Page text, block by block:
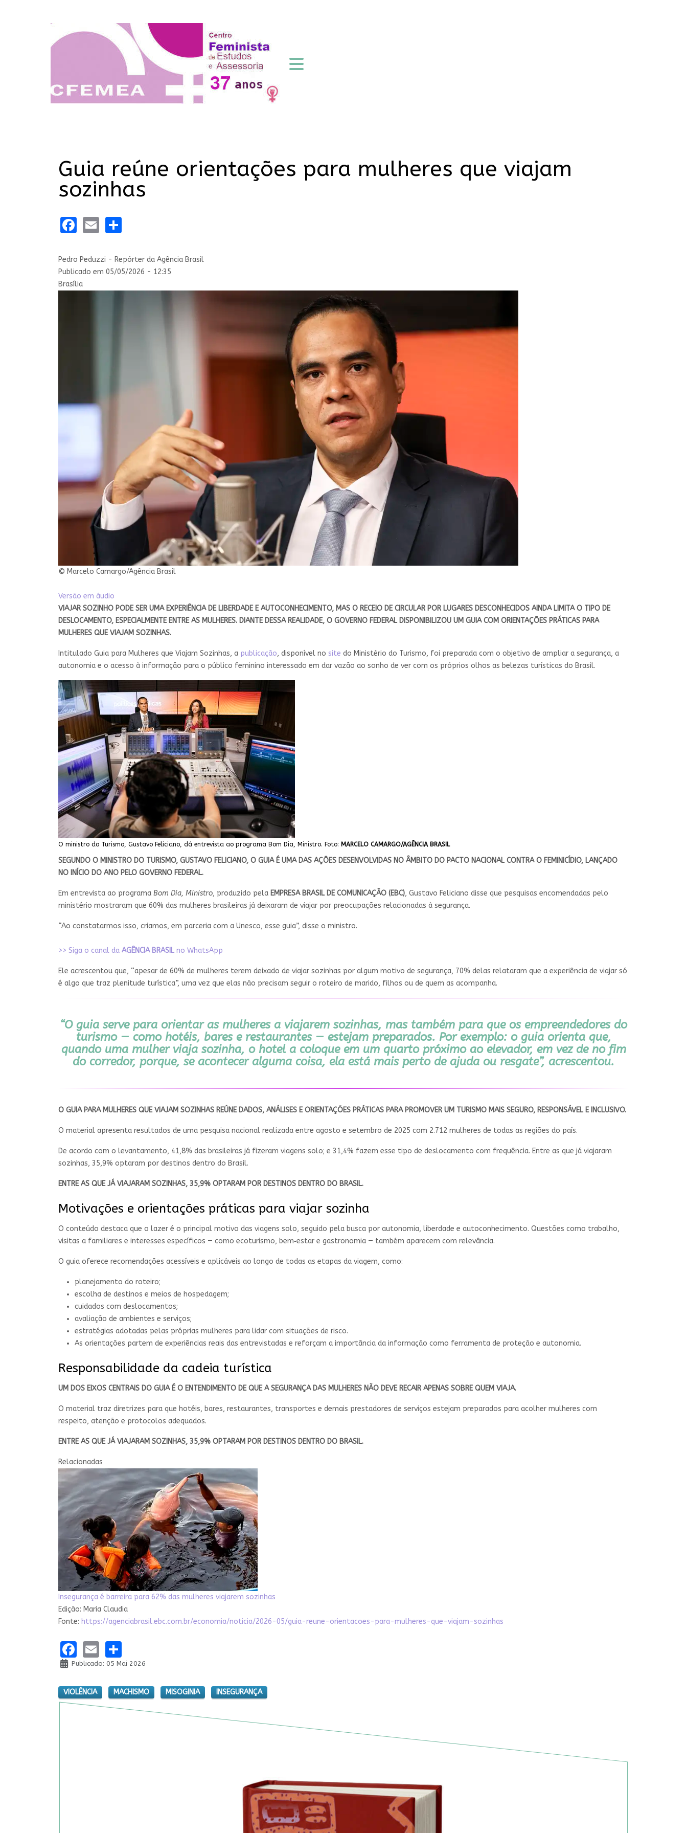
Guia reúne orientações para mulheres que viajam
sozinhas
Facebook
Email
Pedro Peduzzi - Repórter da Agência Brasil
Publicado em 05/05/2026 - 12:35
Brasília
© Marcelo Camargo/Agência Brasil
Versão em áudio
VIAJAR SOZINHO PODE SER UMA EXPERIÊNCIA DE LIBERDADE E AUTOCONHECIMENTO, MAS O RECEIO DE CIRCULAR POR LUGARES DESCONHECIDOS AINDA LIMITA O TIPO DE
DESLOCAMENTO, ESPECIALMENTE ENTRE AS MULHERES. DIANTE DESSA REALIDADE, O GOVERNO FEDERAL DISPONIBILIZOU UM GUIA COM ORIENTAÇÕES PRÁTICAS PARA
MULHERES QUE VIAJAM SOZINHAS.
Intitulado Guia para Mulheres que Viajam Sozinhas, a publicação, disponível no site do Ministério do Turismo, foi preparada com o objetivo de ampliar a segurança, a
autonomia e o acesso à informação para o público feminino interessado em dar vazão ao sonho de ver com os próprios olhos as belezas turísticas do Brasil.
O ministro do Turismo, Gustavo Feliciano, dá entrevista ao programa Bom Dia, Ministro. Foto: MARCELO CAMARGO/AGÊNCIA BRASIL
SEGUNDO O MINISTRO DO TURISMO, GUSTAVO FELICIANO, O GUIA É UMA DAS AÇÕES DESENVOLVIDAS NO ÂMBITO DO PACTO NACIONAL CONTRA O FEMINICÍDIO, LANÇADO
NO INÍCIO DO ANO PELO GOVERNO FEDERAL.
Em entrevista ao programa Bom Dia, Ministro, produzido pela EMPRESA BRASIL DE COMUNICAÇÃO (EBC), Gustavo Feliciano disse que pesquisas encomendadas pelo
ministério mostraram que 60% das mulheres brasileiras já deixaram de viajar por preocupações relacionadas à segurança.
“Ao constatarmos isso, criamos, em parceria com a Unesco, esse guia”, disse o ministro.
>> Siga o canal da AGÊNCIA BRASIL no WhatsApp
Ele acrescentou que, “apesar de 60% de mulheres terem deixado de viajar sozinhas por algum motivo de segurança, 70% delas relataram que a experiência de viajar só
é algo que traz plenitude turística”, uma vez que elas não precisam seguir o roteiro de marido, filhos ou de quem as acompanha.
“O guia serve para orientar as mulheres a viajarem sozinhas, mas também para que os empreendedores do
turismo — como hotéis, bares e restaurantes — estejam preparados. Por exemplo: o guia orienta que,
quando uma mulher viaja sozinha, o hotel a coloque em um quarto próximo ao elevador, em vez de no fim
do corredor, porque, se acontecer alguma coisa, ela está mais perto de ajuda ou resgate”, acrescentou.
O GUIA PARA MULHERES QUE VIAJAM SOZINHAS REÚNE DADOS, ANÁLISES E ORIENTAÇÕES PRÁTICAS PARA PROMOVER UM TURISMO MAIS SEGURO, RESPONSÁVEL E INCLUSIVO.
O material apresenta resultados de uma pesquisa nacional realizada entre agosto e setembro de 2025 com 2.712 mulheres de todas as regiões do país.
De acordo com o levantamento, 41,8% das brasileiras já fizeram viagens solo; e 31,4% fazem esse tipo de deslocamento com frequência. Entre as que já viajaram
sozinhas, 35,9% optaram por destinos dentro do Brasil.
ENTRE AS QUE JÁ VIAJARAM SOZINHAS, 35,9% OPTARAM POR DESTINOS DENTRO DO BRASIL.
Motivações e orientações práticas para viajar sozinha
O conteúdo destaca que o lazer é o principal motivo das viagens solo, seguido pela busca por autonomia, liberdade e autoconhecimento. Questões como trabalho,
visitas a familiares e interesses específicos — como ecoturismo, bem‑estar e gastronomia — também aparecem com relevância.
O guia oferece recomendações acessíveis e aplicáveis ao longo de todas as etapas da viagem, como:
planejamento do roteiro;
escolha de destinos e meios de hospedagem;
cuidados com deslocamentos;
avaliação de ambientes e serviços;
estratégias adotadas pelas próprias mulheres para lidar com situações de risco.
As orientações partem de experiências reais das entrevistadas e reforçam a importância da informação como ferramenta de proteção e autonomia.
Responsabilidade da cadeia turística
UM DOS EIXOS CENTRAIS DO GUIA É O ENTENDIMENTO DE QUE A SEGURANÇA DAS MULHERES NÃO DEVE RECAIR APENAS SOBRE QUEM VIAJA.
O material traz diretrizes para que hotéis, bares, restaurantes, transportes e demais prestadores de serviços estejam preparados para acolher mulheres com
respeito, atenção e protocolos adequados.
ENTRE AS QUE JÁ VIAJARAM SOZINHAS, 35,9% OPTARAM POR DESTINOS DENTRO DO BRASIL.
Relacionadas
Insegurança é barreira para 62% das mulheres viajarem sozinhas
Edição: Maria Claudia
Fonte: https://agenciabrasil.ebc.com.br/economia/noticia/2026-05/guia-reune-orientacoes-para-mulheres-que-viajam-sozinhas
Facebook
Email
Publicado: 05 Mai 2026
VIOLÊNCIA MACHISMO MISOGINIA INSEGURANÇA